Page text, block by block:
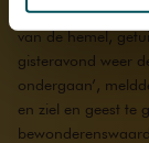
We werken
kunnen
Die bewuste
van de hemel,
gisteravond weer
ondergaan’,
en ziel en geest te